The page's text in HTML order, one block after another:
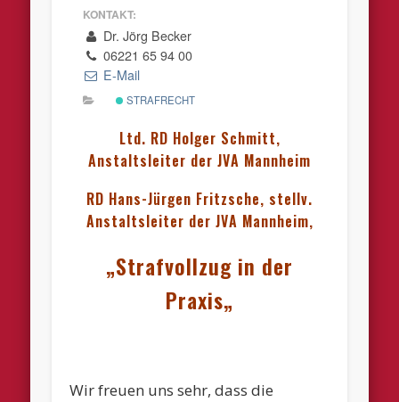
KONTAKT:
Dr. Jörg Becker
06221 65 94 00
E-Mail
STRAFRECHT
Ltd. RD Holger Schmitt,
Anstaltsleiter der JVA Mannheim
RD Hans-Jürgen Fritzsche, stellv.
Anstaltsleiter der JVA Mannheim,
„Strafvollzug in der
Praxis„
Wir freuen uns sehr, dass die